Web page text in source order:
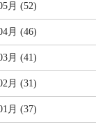
月 (52)
月 (46)
月 (41)
月 (31)
月 (37)